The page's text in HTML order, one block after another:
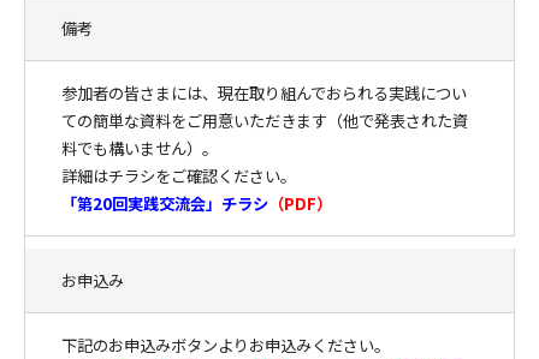
備考
参加者の皆さまには、現在取り組んでおられる実践につい
ての簡単な資料をご用意いただきます（他で発表された資
料でも構いません）。
詳細はチラシをご確認ください。
「第20回実践交流会」チラシ （PDF）
お申込み
下記のお申込みボタンよりお申込みください。